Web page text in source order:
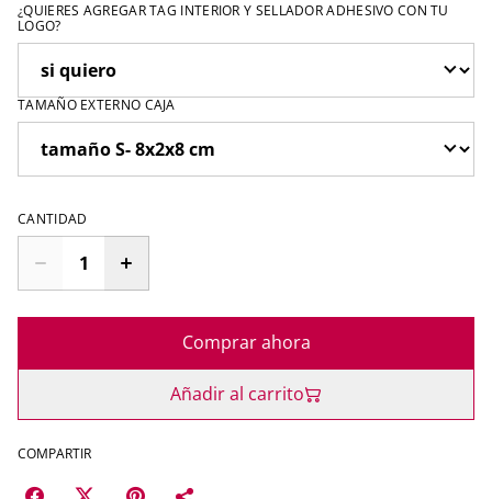
¿QUIERES AGREGAR TAG INTERIOR Y SELLADOR ADHESIVO CON TU
LOGO?
TAMAÑO EXTERNO CAJA
CANTIDAD
Comprar ahora
Añadir al carrito
COMPARTIR